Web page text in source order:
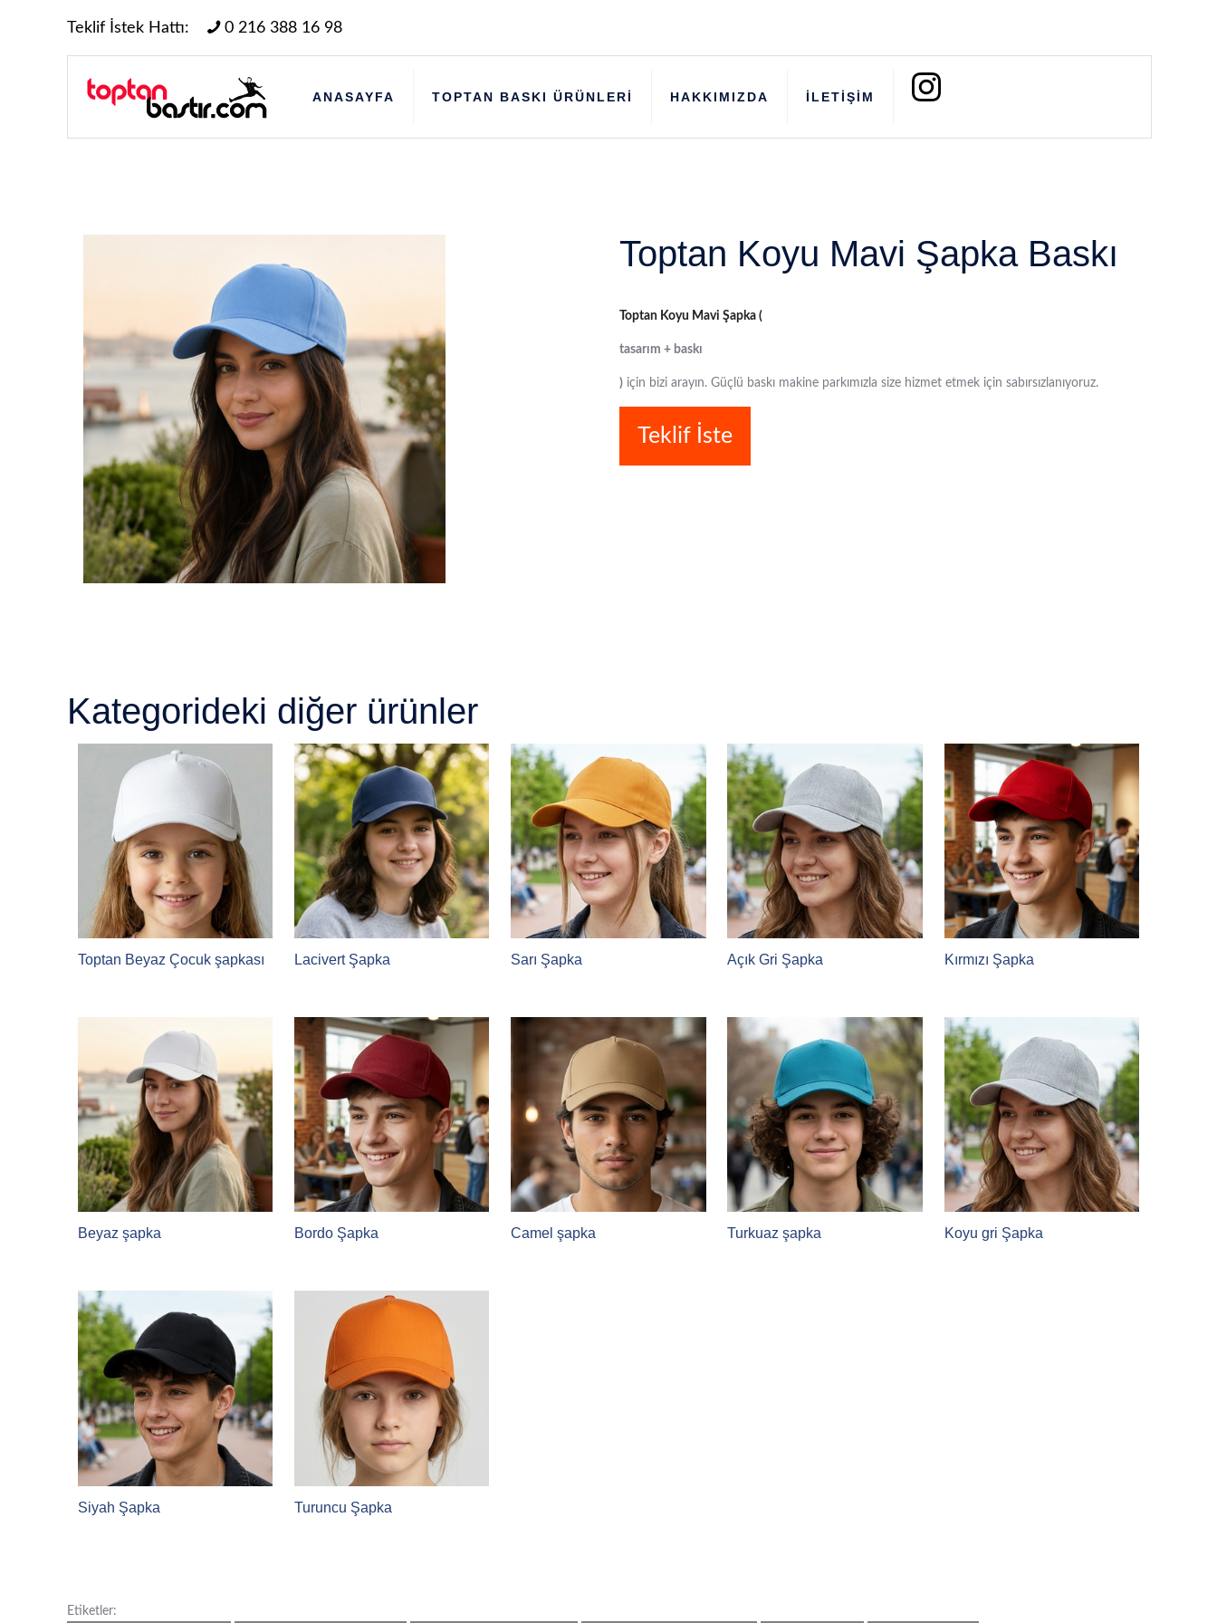
Teklif İstek Hattı: 0 216 388 16 98
ANASAYFA TOPTAN BASKI ÜRÜNLERİ HAKKIMIZDA İLETİŞİM
Toptan Koyu Mavi Şapka Baskı
Toptan Koyu Mavi Şapka (
tasarım + baskı
)için bizi arayın. Güçlü baskı makine parkımızla size hizmet etmek için sabırsızlanıyoruz.
Teklif İste
Kategorideki diğer ürünler
Toptan Beyaz Çocuk şapkası Lacivert Şapka Sarı Şapka Açık Gri Şapka Kırmızı Şapka
Beyaz şapka Bordo Şapka Camel şapka Turkuaz şapka Koyu gri Şapka
Siyah Şapka Turuncu Şapka
Etiketler: